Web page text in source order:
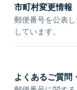
市町村変更情報
郵便番号を公表
しています。
よくあるご質問